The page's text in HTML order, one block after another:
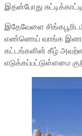
இதன்போது
இதேவேளை
எண்ணெய் வாங்க
கட்டங்களின் கீழ்
எடுக்கப்பட்டுள்ளமை